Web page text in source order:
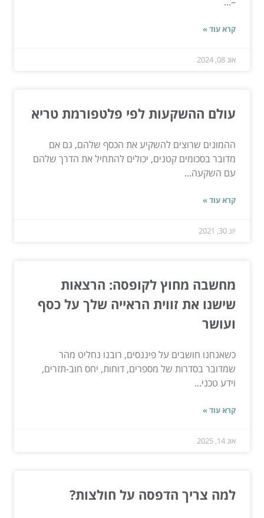
קרא עוד »
אוג 08, 2024
עולם ההשקעות לפי פלטפורמת טריא
ההמונים שרוצים להשקיע את הכסף שלהם, גם אם
מדובר בסכומים קטנים, יכולים להתחיל את הדרך שלהם
עם השקעה...
קרא עוד »
יונ 30, 2021
מחשבה מחוץ לקופסה: הרצאות
שישנו את זווית הראייה שלך על כסף
ועושר
כשאנחנו חושבים על פיננסים, רובנו נחליט מהר
שמדובר בסדרות של מספרים, דוחות, יחס חוב-תזרים,
וידע טכני...
קרא עוד »
אוג 14, 2025
למה צריך הדפסה על חולצות?